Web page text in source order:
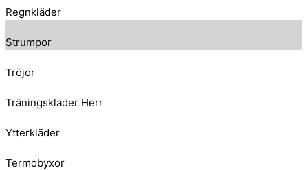
Regnkläder
Strumpor
Tröjor
Träningskläder Herr
Ytterkläder
Termobyxor